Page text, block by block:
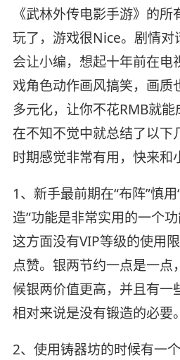
《武林外传电影手游》的
玩了，游戏很Nice。剧情对
会让小编，想起十年前在电
戏角色动作画风搞笑，画质
多元化，让你不花RMB就
在不知不觉中就总结了以下
时期感觉非常有用，快来和
1、新手最前期在“布阵”慎
造”功能是非常实用的一个
这方面没有VIP等级的使用
点赞。银两节约一点是一点
候银两价值更高，并且有一
相对来说是没有锻造的必要。
2、使用铸器坊的时候有一